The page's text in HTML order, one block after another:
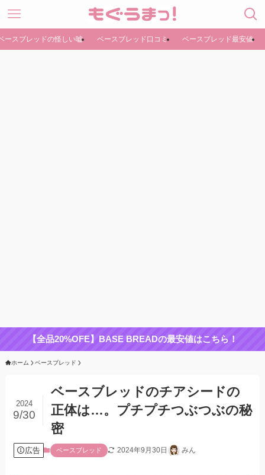
ースブレッドの怪しい嘘 ベースブレッド口コミ ベースブレッド最安値
【全品20%OFE】BASE BREADの最安値はこちら！
ホーム ベースブレッド
ベースブレッドのチアシードの
正体は…。プチプチつぶつぶの秘
密
2024
9/30
広告 ベースブレッド 2024年9月30日 みん